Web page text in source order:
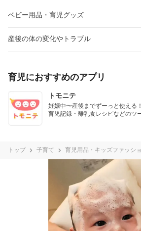
ベビー用品・育児グッズ
産後の体の変化やトラブル
育児におすすめのアプリ
トモニテ
妊娠中〜産後までずーっと使える！
育児記録・離乳食レシピなどのツ
トップ 子育て 育児用品・キッズファッシ